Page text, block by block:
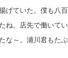
げていた。僕も八
ね。店先で働いて
な～。浦川君もた